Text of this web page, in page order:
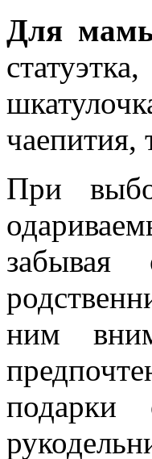
Для
чаепития,
При
ним
подарки